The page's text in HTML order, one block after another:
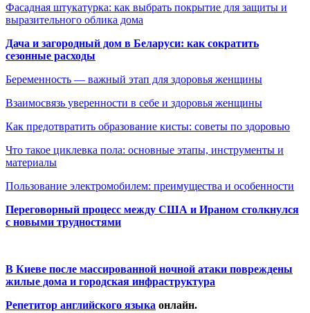
Фасадная штукатурка: как выбрать покрытие для защиты и
выразительного облика дома
Дача и загородный дом в Беларуси: как сократить
сезонные расходы
Беременность — важный этап для здоровья женщины
Взаимосвязь уверенности в себе и здоровья женщины
Как предотвратить образование кисты: советы по здоровью
Что такое циклевка пола: основные этапы, инструменты и
материалы
Пользование электромобилем: преимущества и особенности
Переговорный процесс между США и Ираном столкнулся
с новыми трудностями
В Киеве после массированной ночной атаки повреждены
жилые дома и городская инфраструктура
Репетитор английского языка онлайн.